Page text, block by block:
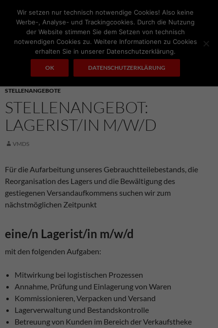
Inhalt
springen
A.I. MOTORS
Suchen
STELLENANGEBOTE
STELLENANGEBOT:
LAGERIST/IN M/W/D
VMDS
Für die Aufarbeitung unseres Gebrauchtteilebestands, die
Reorganisation des Lagers und die Bewältigung des
gestiegenen Versandaufkommens suchen wir zum
nächstmöglichen Zeitpunkt
eine/n Lagerist/in m/w/d
mit den folgenden Aufgaben:
Mitwirkung bei logistischen Prozessen
Annahme, Prüfung und Einlagerung von Waren
Kommissionieren, Verpacken und Versand
Lagerverwaltung und Bestandskontrolle
Betreuung von Kunden im Bereich der Verkaufstheke
Wir setzen nur technisch notwendige Cookies! Also keine
Werbe-, Analyse- und Trackingcookies. Durch die Nutzung
der Website stimmen Sie dem Setzen von technisch
notwendigen Cookies zu. Weitere Informationen zu Cookies
erhalten Sie in unserer Datenschutzerklärung.
OK DATENSCHUTZERKLÄRUNG